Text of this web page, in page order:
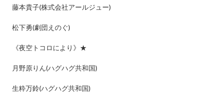
藤本貴子(株式会社アールジュー)
松下勇(劇団えのぐ)
《夜空トコロにより》 ★
月野原りん(ハグハグ共和国)
生粋万鈴(ハグハグ共和国)